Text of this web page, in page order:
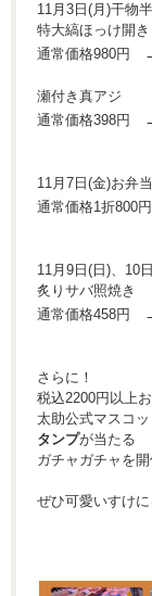
11月3日(月)干物
特大縞ほっけ開き
通常価格980
瀬付き真アジ
通常価格398
11月7日(金)お弁
通常価格1折
11月9日(日)、10
炙りサバ照焼き
通常価格458
さらに！
税込2200円以上
太助公式マスコ
タンプが当たる
ガチャガチャを開
ぜひ可愛いすけ